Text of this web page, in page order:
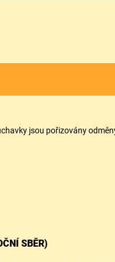
jsou pořizovány
SBĚR)